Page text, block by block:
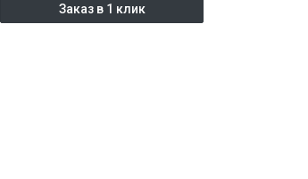
Заказ в 1 клик